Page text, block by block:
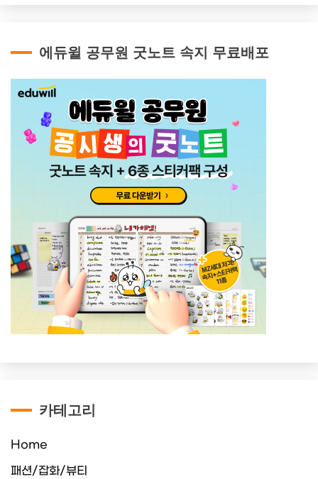
에듀윌 공무원 굿노트 속지 무료배포
카테고리
Home
패션/잡화/뷰티